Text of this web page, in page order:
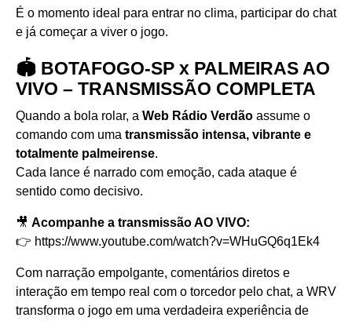
É o momento ideal para entrar no clima, participar do chat
e já começar a viver o jogo.
🏟️ BOTAFOGO-SP x PALMEIRAS AO
VIVO – TRANSMISSÃO COMPLETA
Quando a bola rolar, a Web Rádio Verdão assume o
comando com uma transmissão intensa, vibrante e
totalmente palmeirense.
Cada lance é narrado com emoção, cada ataque é
sentido como decisivo.
🎥 Acompanhe a transmissão AO VIVO:
👉 https://www.youtube.com/watch?v=WHuGQ6q1Ek4
Com narração empolgante, comentários diretos e
interação em tempo real com o torcedor pelo chat, a WRV
transforma o jogo em uma verdadeira experiência de